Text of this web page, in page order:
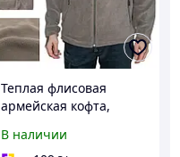
Теплая флисовая
армейская кофта,
военных и армии зсу
В наличии